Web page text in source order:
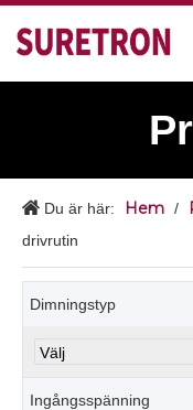
Du är här: Hem /
drivrutin
Dimningstyp
Ingångsspänning